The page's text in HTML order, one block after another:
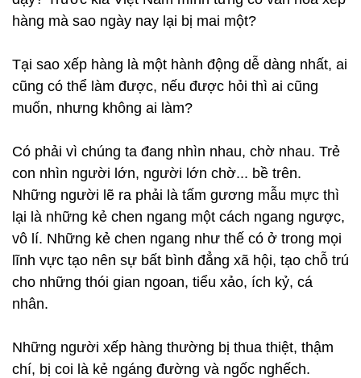
hàng mà sao ngày nay lại bị mai một?
Tại sao xếp hàng là một hành động dễ dàng nhất, ai
cũng có thể làm được, nếu được hỏi thì ai cũng
muốn, nhưng không ai làm?
Có phải vì chúng ta đang nhìn nhau, chờ nhau. Trẻ
con nhìn người lớn, người lớn chờ... bề trên.
Những người lẽ ra phải là tấm gương mẫu mực thì
lại là những kẻ chen ngang một cách ngang ngược,
vô lí. Những kẻ chen ngang như thế có ở trong mọi
lĩnh vực tạo nên sự bất bình đẳng xã hội, tạo chỗ trú
cho những thói gian ngoan, tiểu xảo, ích kỷ, cá
nhân.
Những người xếp hàng thường bị thua thiệt, thậm
chí, bị coi là kẻ ngáng đường và ngốc nghếch.